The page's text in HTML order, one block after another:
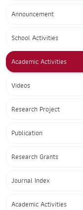
Announcement
School Activities
Academic Activities
Videos
Research Project
Publication
Research Grants
Journal Index
Academic Activities